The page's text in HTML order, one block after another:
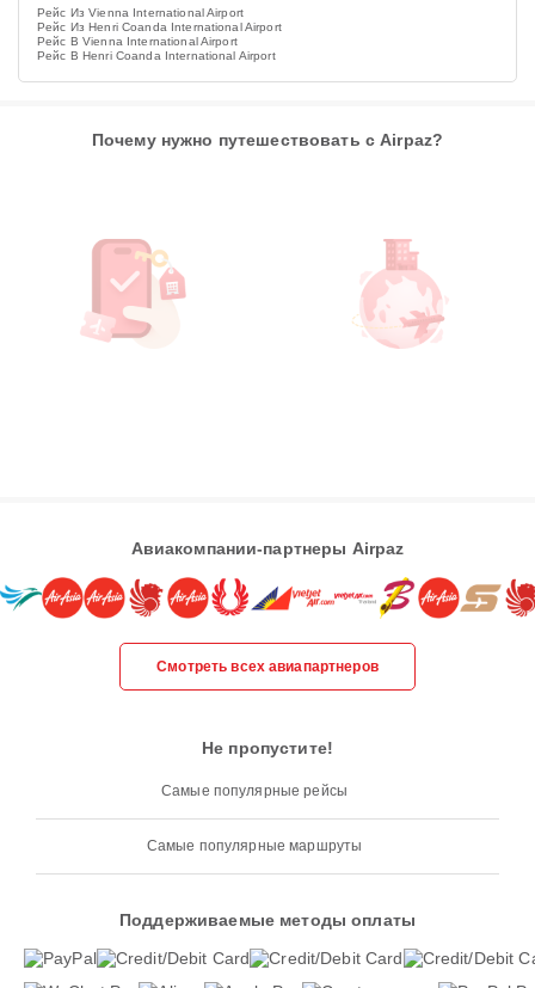
Рейс Из Vienna International Airport
Рейс Из Henri Coanda International Airport
Рейс В Vienna International Airport
Рейс В Henri Coanda International Airport
Почему нужно путешествовать с Airpaz?
Авиакомпании-партнеры Airpaz
Смотреть всех авиапартнеров
Не пропустите!
Самые популярные рейсы
Самые популярные маршруты
Поддерживаемые методы оплаты